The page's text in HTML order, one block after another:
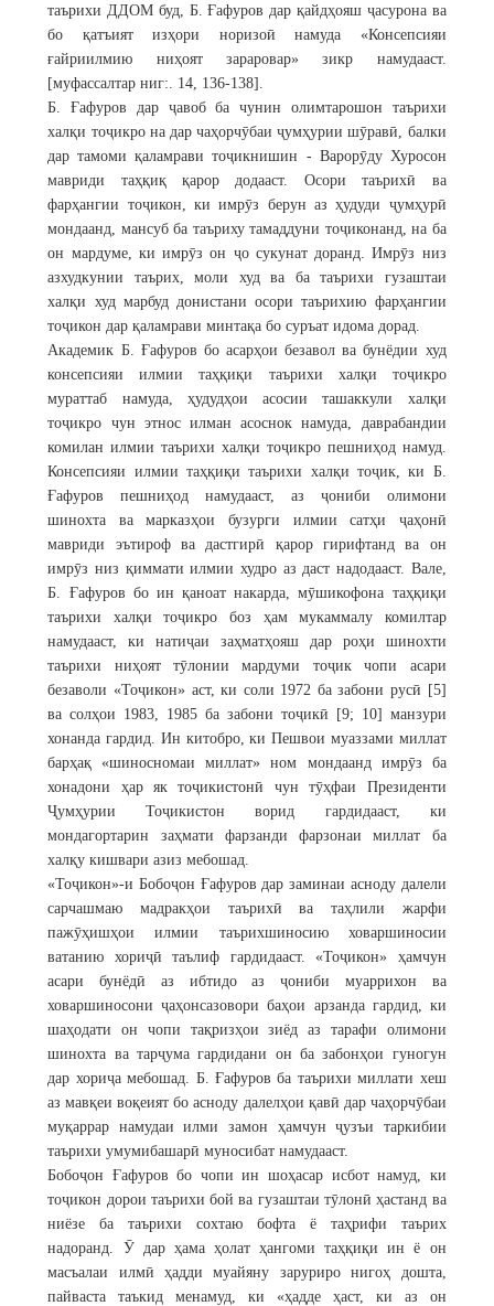
таърихи ДДОМ буд, Б. Ғафуров дар қайдҳояш ҷасурона ва
бо қатъият изҳори норизоӣ намуда «Консепсияи
ғайриилмию ниҳоят зараровар» зикр намудааст.
[муфассалтар ниг:. 14, 136-138].
Б. Ғафуров дар ҷавоб ба чунин олимтарошон таърихи
халқи тоҷикро на дар чаҳорчӯбаи ҷумҳурии шӯравӣ, балки
дар тамоми қаламрави тоҷикнишин - Варорӯду Хуросон
мавриди таҳқиқ қарор додааст. Осори таърихӣ ва
фарҳангии тоҷикон, ки имрӯз берун аз ҳудуди ҷумҳурӣ
мондаанд, мансуб ба таъриху тамаддуни тоҷиконанд, на ба
он мардуме, ки имрӯз он ҷо сукунат доранд. Имрӯз низ
азхудкунии таърих, моли худ ва ба таърихи гузаштаи
халқи худ марбуд донистани осори таърихию фарҳангии
тоҷикон дар қаламрави минтақа бо суръат идома дорад.
Академик Б. Ғафуров бо асарҳои безавол ва бунёдии худ
консепсияи илмии таҳқиқи таърихи халқи тоҷикро
мураттаб намуда, ҳудудҳои асосии ташаккули халқи
тоҷикро чун этнос илман асоснок намуда, даврабандии
комилан илмии таърихи халқи тоҷикро пешниҳод намуд.
Консепсияи илмии таҳқиқи таърихи халқи тоҷик, ки Б.
Ғафуров пешниҳод намудааст, аз ҷониби олимони
шинохта ва марказҳои бузурги илмии сатҳи ҷаҳонӣ
мавриди эътироф ва дастгирӣ қарор гирифтанд ва он
имрӯз низ қиммати илмии худро аз даст надодааст. Вале,
Б. Ғафуров бо ин қаноат накарда, мӯшикофона таҳқиқи
таърихи халқи тоҷикро боз ҳам мукаммалу комилтар
намудааст, ки натиҷаи заҳматҳояш дар роҳи шинохти
таърихи ниҳоят тӯлонии мардуми тоҷик чопи асари
безаволи «Тоҷикон» аст, ки соли 1972 ба забони русӣ [5]
ва солҳои 1983, 1985 ба забони тоҷикӣ [9; 10] манзури
хонанда гардид. Ин китобро, ки Пешвои муаззами миллат
барҳақ «шиносномаи миллат» ном мондаанд имрӯз ба
хонадони ҳар як тоҷикистонӣ чун тӯҳфаи Президенти
Ҷумҳурии Тоҷикистон ворид гардидааст, ки
мондагортарин заҳмати фарзанди фарзонаи миллат ба
халқу кишвари азиз мебошад.
«Тоҷикон»-и Бобоҷон Ғафуров дар заминаи асноду далели
сарчашмаю мадракҳои таърихӣ ва таҳлили жарфи
пажӯҳишҳои илмии таърихшиносию ховаршиносии
ватанию хориҷӣ таълиф гардидааст. «Тоҷикон» ҳамчун
асари бунёдӣ аз ибтидо аз ҷониби муаррихон ва
ховаршиносони ҷаҳонсазовори баҳои арзанда гардид, ки
шаҳодати он чопи тақризҳои зиёд аз тарафи олимони
шинохта ва тарҷума гардидани он ба забонҳои гуногун
дар хориҷа мебошад. Б. Ғафуров ба таърихи миллати хеш
аз мавқеи воқеият бо асноду далелҳои қавӣ дар чаҳорчӯбаи
муқаррар намудаи илми замон ҳамчун ҷузъи таркибии
таърихи умумибашарӣ муносибат намудааст.
Бобоҷон Ғафуров бо чопи ин шоҳасар исбот намуд, ки
тоҷикон дорои таърихи бой ва гузаштаи тӯлонӣ ҳастанд ва
ниёзе ба таърихи сохтаю бофта ё таҳрифи таърих
надоранд. Ӯ дар ҳама ҳолат ҳангоми таҳқиқи ин ё он
масъалаи илмӣ ҳадди муайяну заруриро нигоҳ дошта,
пайваста таъкид менамуд, ки «ҳадде ҳаст, ки аз он